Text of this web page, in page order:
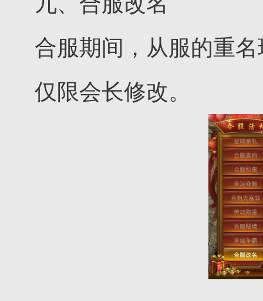
合服期间，从服的重
仅限会长修改。